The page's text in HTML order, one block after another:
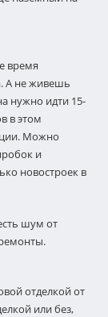
время
А не живешь
нужно идти 15-
в этом
Можно
и
новостроек в
шум от
отделкой от
или без,